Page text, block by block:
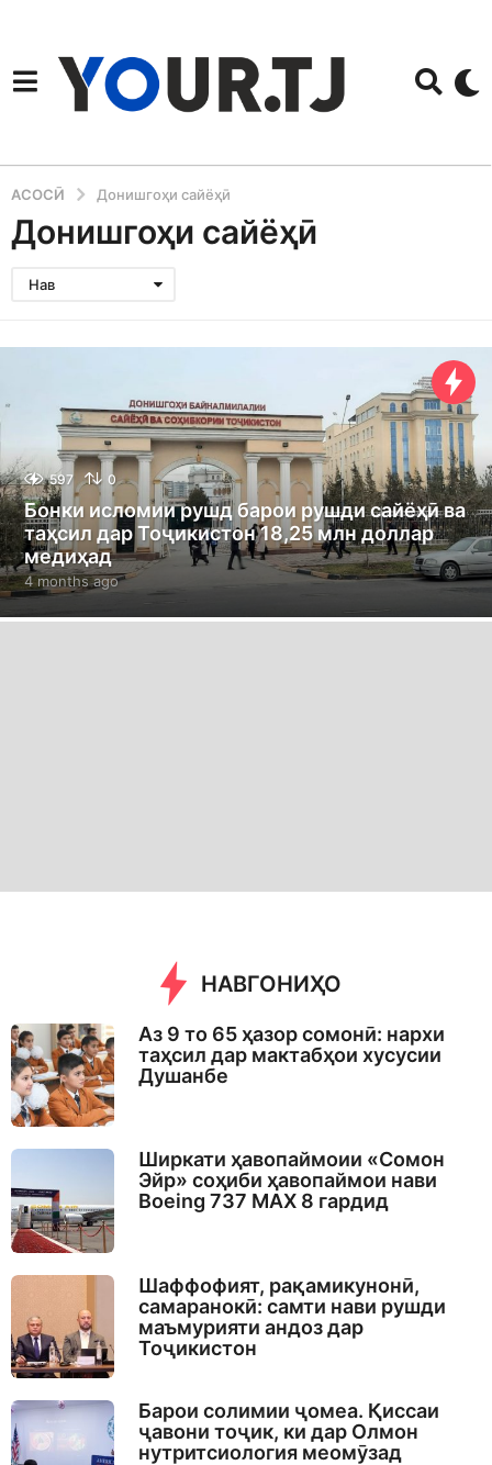
АСОСӢ Донишгоҳи сайёҳӣ
Донишгоҳи сайёҳӣ
Нав
597 0
Бонки исломии рушд барои рушди сайёҳӣ ва
таҳсил дар Тоҷикистон 18,25 млн доллар
медиҳад
4 months ago4
o
НАВГОНИҲО
Аз 9 то 65 ҳазор сомонӣ: нархи
таҳсил дар мактабҳои хусусии
Душанбе
Ширкати ҳавопаймоии «Сомон
Эйр» соҳиби ҳавопаймои нави
Boeing 737 MAX 8 гардид
Шаффофият, рақамикунонӣ,
самаранокӣ: самти нави рушди
маъмурияти андоз дар
Тоҷикистон
Барои солимии ҷомеа. Қиссаи
ҷавони тоҷик, ки дар Олмон
нутритсиология меомӯзад